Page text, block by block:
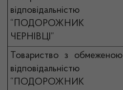
відповідальністю
“ПОДОРОЖНИК
ЧЕРНІВЦІ”
Товариство з обмеженою
відповідальністю
“ПОДОРОЖНИК